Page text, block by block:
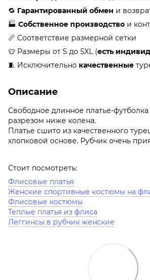
🔁 Гарантированный обмен и
🏭 Собственное производство и
📏 Соответствие размерной сетки
👕 Размеры от S до 5XL (есть
🧵 Исключительно качественные
Описание
Свободное длинное платье-
разрезом ниже колена.
Платье сшито из качественного
хлопковой основе. Рубчик очень
Стоит посмотреть:
Флисовые платья
Женские спортивные костюмы на
Флисовые костюмы
Теплые платья из флиса
Леггинсы в рубчик женские